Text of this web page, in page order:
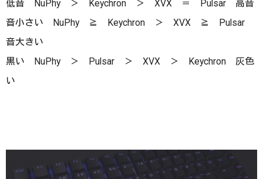
低音 NuPhy ＞ Keychron ＞ XVX ＝ Pulsar 高音
音小さい NuPhy ≧ Keychron ＞ XVX ≧ Pulsar
音大きい
黒い NuPhy ＞ Pulsar ＞ XVX ＞ Keychron 灰色
い